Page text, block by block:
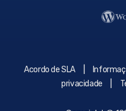
Acordo de SLA
privacidade